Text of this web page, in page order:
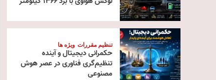
تنظیم مقررات ویژه ها
حکمرانی دیجیتال و آینده
تنظیم‌گری فناوری در عصر هوش
مصنوعی